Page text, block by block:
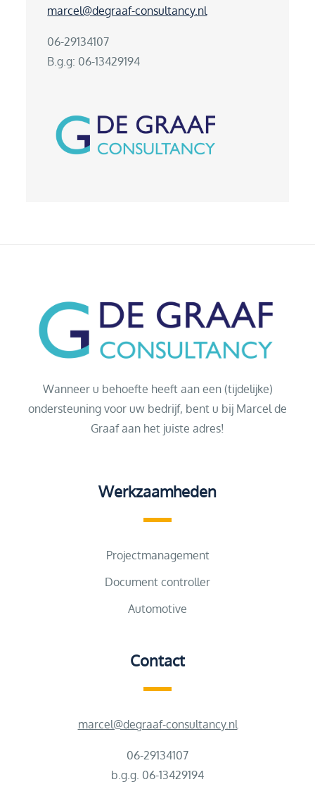
marcel@degraaf-consultancy.nl
06-29134107
B.g.g: 06-13429194
Wanneer u behoefte heeft aan een (tijdelijke)
ondersteuning voor uw bedrijf, bent u bij Marcel de
Graaf aan het juiste adres!
Werkzaamheden
Projectmanagement
Document controller
Automotive
Contact
marcel@degraaf-consultancy.nl
06-29134107
b.g.g. 06-13429194